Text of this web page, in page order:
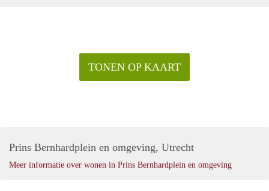
TONEN OP KAART
Prins Bernhardplein en omgeving, Utrecht
Meer informatie over wonen in Prins Bernhardplein en omgeving